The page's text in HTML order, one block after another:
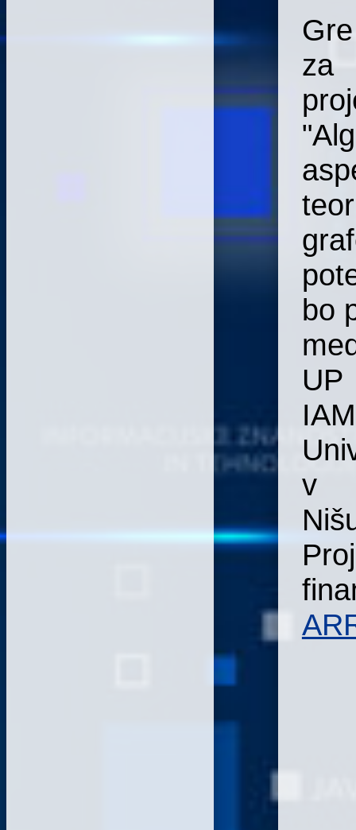
Gre
za
bo
UP
v